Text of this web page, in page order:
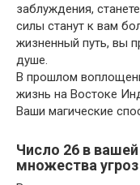
заблуждения,
силы станут к вам
жизненный путь, вы
душе.
В прошлом
жизнь на Востоке
Ваши магические
Число 26 в
множества угроз